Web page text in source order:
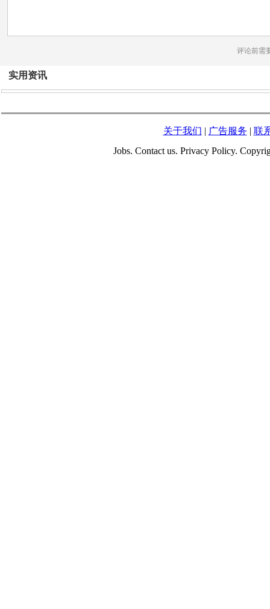
评论前需
实用资讯
关于我们 | 广告服务 | 联
Jobs. Contact us. Privacy Policy.